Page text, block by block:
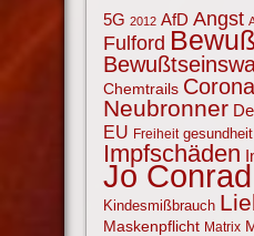
5G 2012 AfD Angst
Fulford
Chemtrails Corona
Neubronner
EU Freiheit gesundheit
Impfschäden
Jo Conrad
Kindesmißbrauch
Maskenpflicht Matrix